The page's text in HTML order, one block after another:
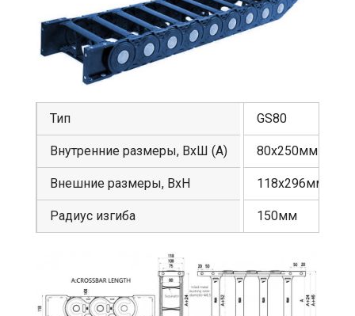
Тип
Внутренние размеры, ВхШ (А)
Внешние размеры, ВхН
Радиус изгиба
GS80
80х250мм
118х296мм
150мм